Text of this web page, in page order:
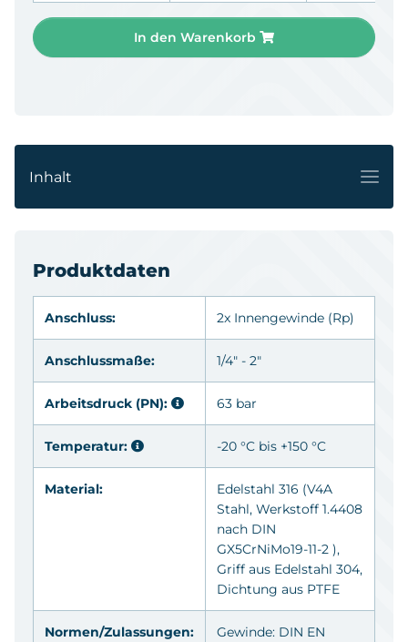
In den Warenkorb
Inhalt
Produktdaten
Anschluss: 2x Innengewinde (Rp)
Anschlussmaße: 1/4" - 2"
Arbeitsdruck (PN): 63 bar
Temperatur: -20 °C bis +150 °C
Material: Edelstahl 316 (V4A
Stahl, Werkstoff 1.4408
nach DIN
GX5CrNiMo19-11-2 ),
Griff aus Edelstahl 304,
Dichtung aus PTFE
Normen/Zulassungen:
Gewinde: DIN EN